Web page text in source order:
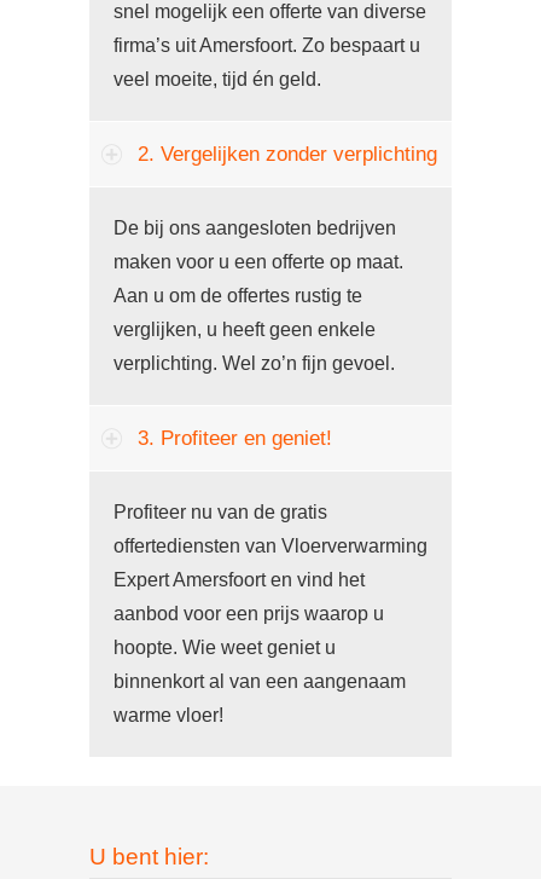
snel mogelijk een offerte van diverse
firma’s uit Amersfoort. Zo bespaart u
veel moeite, tijd én geld.
2. Vergelijken zonder verplichting
De bij ons aangesloten bedrijven
maken voor u een offerte op maat.
Aan u om de offertes rustig te
verglijken, u heeft geen enkele
verplichting. Wel zo’n fijn gevoel.
3. Profiteer en geniet!
Profiteer nu van de gratis
offertediensten van Vloerverwarming
Expert Amersfoort en vind het
aanbod voor een prijs waarop u
hoopte. Wie weet geniet u
binnenkort al van een aangenaam
warme vloer!
U bent hier: